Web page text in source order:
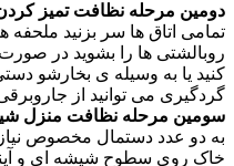
دومین مرحله نظافت تمیز
تمامی اتاق ها سر بزنید ملحفه
روبالشتی ها را بشوید در صورت
کنید یا به وسیله ی بخارشو
گردگیری می توانید از
سومین مرحله نظافت منزل
به دو عدد دستمال مخصوص
خاک روی سطوح شیشه ای و